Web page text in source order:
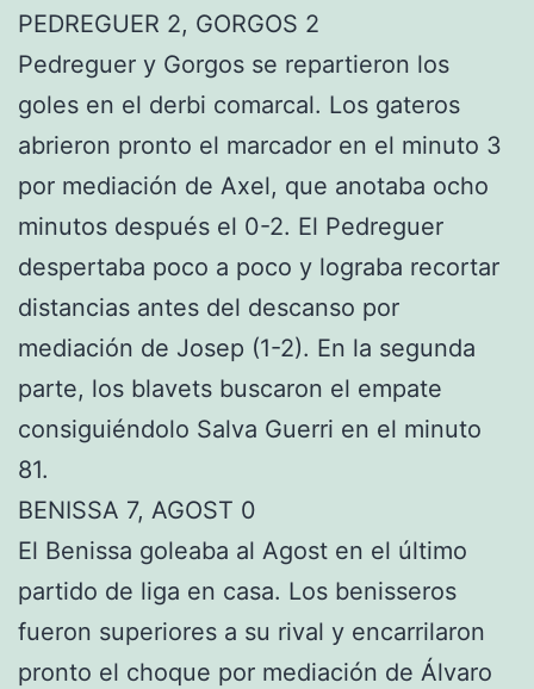
PEDREGUER 2, GORGOS 2
Pedreguer y Gorgos se repartieron los
goles en el derbi comarcal. Los gateros
abrieron pronto el marcador en el minuto 3
por mediación de Axel, que anotaba ocho
minutos después el 0-2. El Pedreguer
despertaba poco a poco y lograba recortar
distancias antes del descanso por
mediación de Josep (1-2). En la segunda
parte, los blavets buscaron el empate
consiguiéndolo Salva Guerri en el minuto
81.
BENISSA 7, AGOST 0
El Benissa goleaba al Agost en el último
partido de liga en casa. Los benisseros
fueron superiores a su rival y encarrilaron
pronto el choque por mediación de Álvaro